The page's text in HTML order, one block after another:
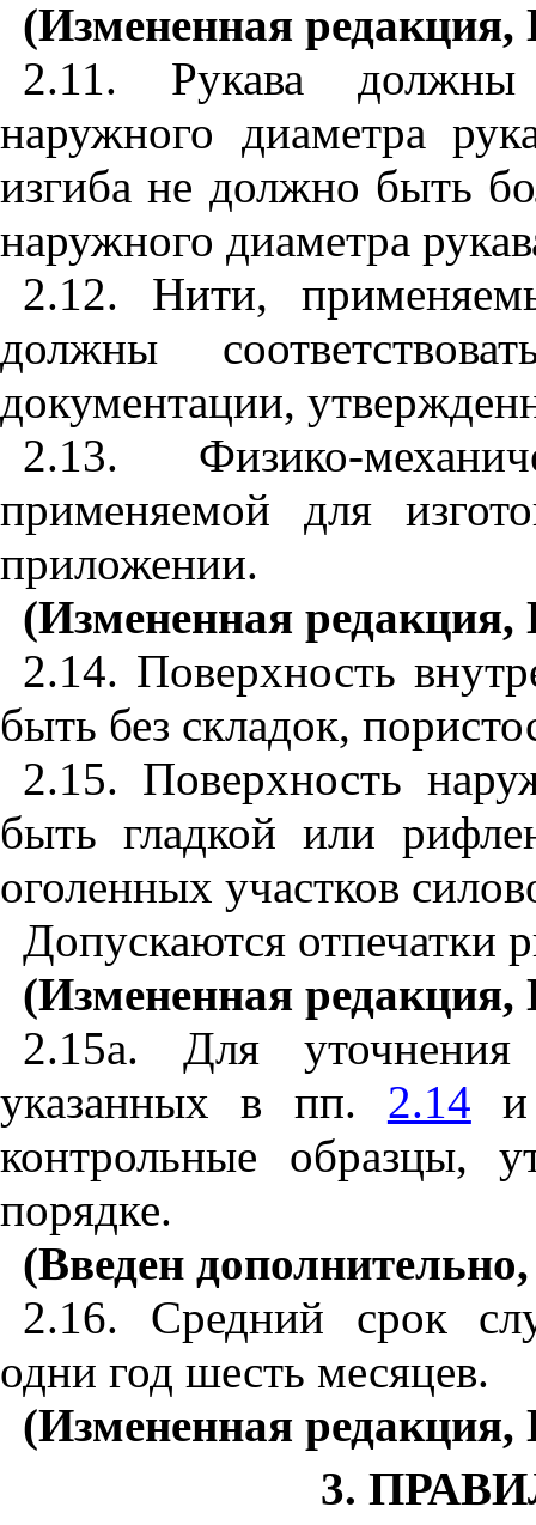
(Измененная
2.11. Рукава
наружного диаметра
изгиба не должно быть
наружного диаметра
2.12. Нити,
должны
документации,
2.13. Физико-
применяемой для
приложении.
(Измененная
2.14. Поверхность
быть без складок,
2.15. Поверхность
быть гладкой или
оголенных участков
Допускаются отпечатки
(Измененная
2.15а. Для уточнения
указанных в пп. 2.14
контрольные образцы,
порядке.
(Введен
2.16. Средний срок
одни год шесть месяцев.
(Измененная
3.